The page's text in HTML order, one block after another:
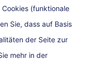
(funktionale
Sie, dass auf Basis
der Seite zur
mehr in der